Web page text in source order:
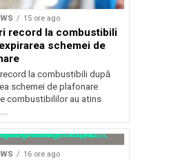
15 ore ago
record la combustibili
schemei de
la combustibili după
schemei de plafonare
combustibililor au atins
16 ore ago